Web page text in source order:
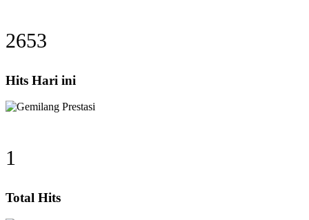
2653
Hits Hari ini
1
Total Hits